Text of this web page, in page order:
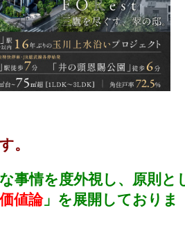
。
事情を度外視し、原則と
値論」 を展開しておりま